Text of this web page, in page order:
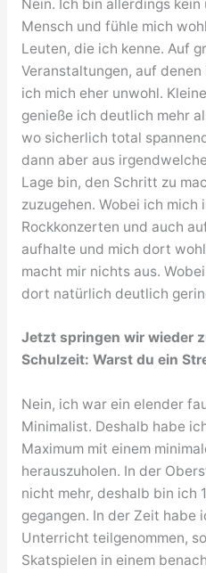
Nein. Ich bin allerdings
Mensch und fühle mich
Leuten, die ich kenne. Auf
Veranstaltungen, auf
ich mich eher unwohl.
genieße ich deutlich mehr
wo sicherlich total
dann aber aus
Lage bin, den Schritt zu
zuzugehen. Wobei ich mich
Rockkonzerten und auch
aufhalte und mich dort
macht mir nichts aus.
dort natürlich deutlich
Jetzt springen wir wieder
Schulzeit: Warst du ein
Nein, ich war ein elender
Minimalist. Deshalb habe
Maximum mit einem
herauszuholen. In der
nicht mehr, deshalb bin ich
gegangen. In der Zeit habe
Unterricht teilgenommen,
Skatspielen in einem